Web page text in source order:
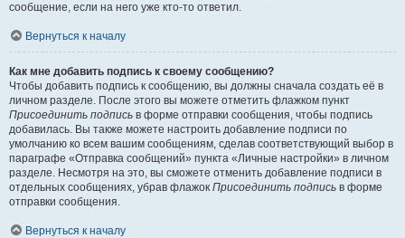
сообщение, если на него уже кто-то ответил.
Вернуться к началу
Как мне добавить подпись к своему сообщению?
Чтобы добавить подпись к сообщению, вы должны сначала создать её в
личном разделе. После этого вы можете отметить флажком пункт
Присоединить подпись в форме отправки сообщения, чтобы подпись
добавилась. Вы также можете настроить добавление подписи по
умолчанию ко всем вашим сообщениям, сделав соответствующий выбор в
параграфе «Отправка сообщений» пункта «Личные настройки» в личном
разделе. Несмотря на это, вы сможете отменить добавление подписи в
отдельных сообщениях, убрав флажок Присоединить подпись в форме
отправки сообщения.
Вернуться к началу